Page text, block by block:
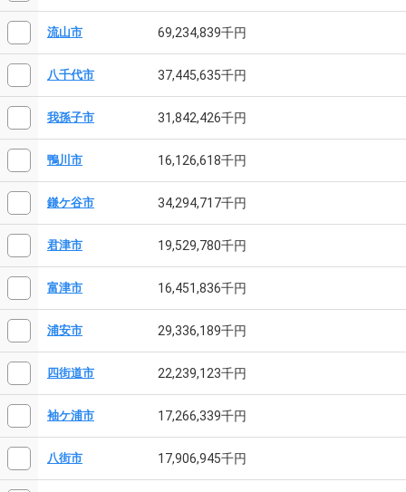
流山市 69,234,839千円
八千代市 37,445,635千円
我孫子市 31,842,426千円
鴨川市 16,126,618千円
鎌ケ谷市 34,294,717千円
君津市 19,529,780千円
富津市 16,451,836千円
浦安市 29,336,189千円
四街道市 22,239,123千円
袖ケ浦市 17,266,339千円
八街市 17,906,945千円